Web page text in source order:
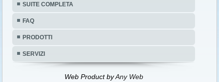
SUITE COMPLETA
FAQ
PRODOTTI
SERVIZI
Web Product byAny Web